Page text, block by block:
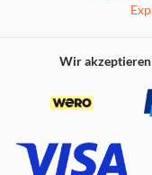
Wir